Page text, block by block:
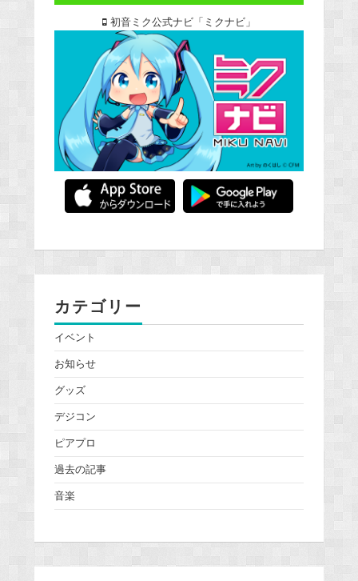
初音ミク公式ナビ「ミクナビ」
カテゴリー
イベント
お知らせ
グッズ
デジコン
ピアプロ
過去の記事
音楽